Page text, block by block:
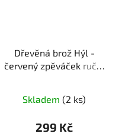
Dřevěná brož Hýl -
červený zpěváček ruční
Skladem (2 ks)
299 Kč